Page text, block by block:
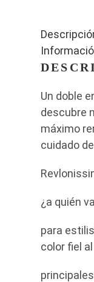
Un doble
descubre
máximo
cuidado
¿a quién
para
color fiel